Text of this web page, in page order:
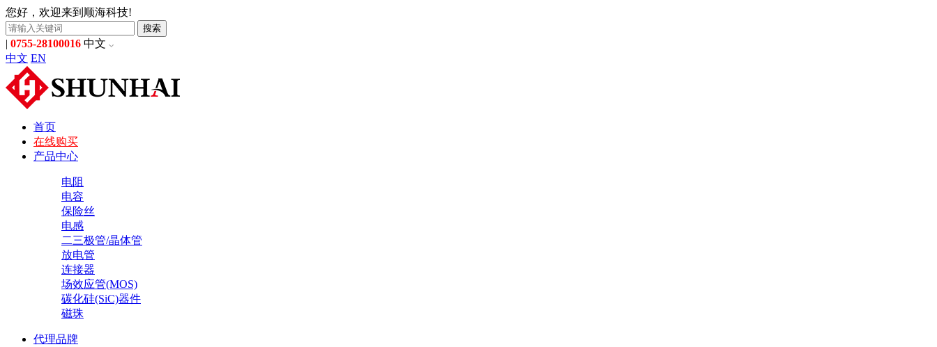
您好，欢迎来到顺海科技!
搜索
| 0755-28100016 中文
中文 EN
首页
在线购买
产品中心
电阻
电容
保险丝
电感
二三极管/晶体管
放电管
连接器
场效应管(MOS)
碳化硅(SiC)器件
磁珠
代理品牌